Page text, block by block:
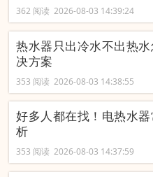
362 阅读 2026-08-03 14:39:24
热水器只出冷水不出热
决方案
353 阅读 2026-08-03 14:38:55
好多人都在找！电热水
析
353 阅读 2026-08-03 14:37:59